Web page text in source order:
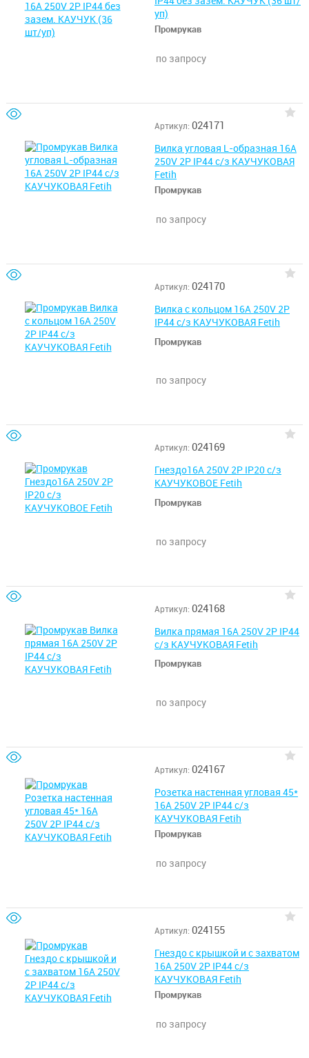
уп)
Промрукав
по запросу
Артикул: 024171
Вилка угловая L-образная 16А
250V 2P IP44 с/з КАУЧУКОВАЯ
Fetih
Промрукав
по запросу
Артикул: 024170
Вилка с кольцом 16А 250V 2P
IP44 с/з КАУЧУКОВАЯ Fetih
Промрукав
по запросу
Артикул: 024169
Гнездо16А 250V 2P IP20 с/з
КАУЧУКОВОЕ Fetih
Промрукав
по запросу
Артикул: 024168
Вилка прямая 16А 250V 2P IP44
с/з КАУЧУКОВАЯ Fetih
Промрукав
по запросу
Артикул: 024167
Розетка настенная угловая 45*
16А 250V 2P IP44 с/з
КАУЧУКОВАЯ Fetih
Промрукав
по запросу
Артикул: 024155
Гнездо с крышкой и с захватом
16А 250V 2P IP44 с/з
КАУЧУКОВАЯ Fetih
Промрукав
по запросу